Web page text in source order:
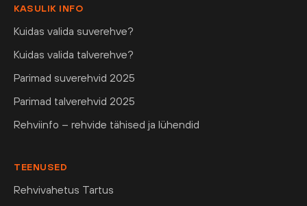
KASULIK INFO
Kuidas valida suverehve?
Kuidas valida talverehve?
Parimad suverehvid 2025
Parimad talverehvid 2025
Rehviinfo – rehvide tähised ja lühendid
TEENUSED
Rehvivahetus Tartus